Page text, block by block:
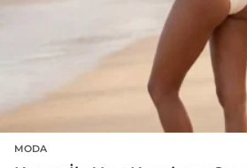
MODA